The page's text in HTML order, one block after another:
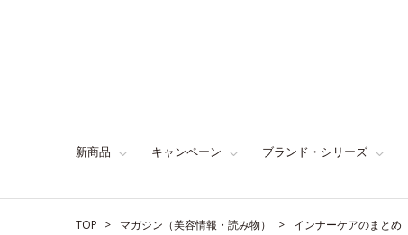
新商品 キャンペーン ブランド・シリーズ
TOP マガジン（美容情報・読み物） インナーケアのまとめ